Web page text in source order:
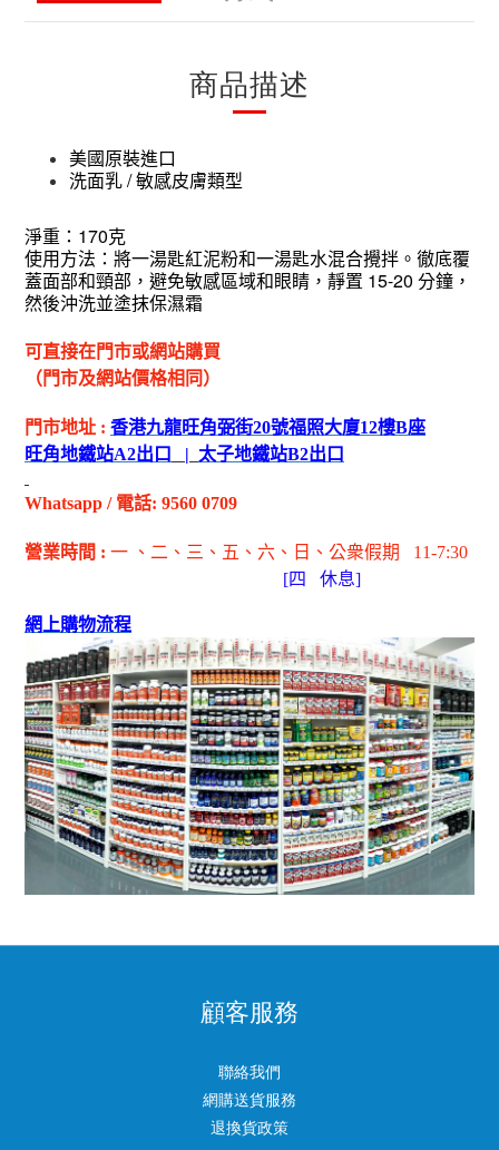
商品描述
美國原裝進口
洗面乳 /敏感皮膚類型
淨重： 170克
使用方法：將一湯匙紅泥粉和一湯匙水混合攪拌。徹底覆
蓋面部和頸部，避免敏感區域和眼睛，靜置 15-20 分鐘，
然後沖洗並塗抹保濕霜
可直接在門市或網站購買
（門市及網站價格相同）
門市地址 : 香港九龍旺角弼街20號福照大廈12樓B座
旺角地鐵站A2出 口 | 太子地鐵站B2出 口
Whatsapp / 電話: 9560 0709
營業時間 : 一 、二、三、五 、六 、日 、公衆假期
11-7:30
[四 休息]
網上購物流程
顧客服務
聯絡我們
網購送貨服務
退換貨政策